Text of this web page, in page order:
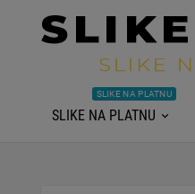
SLIKE NA PLATNU
SLIKE NA PLATNU